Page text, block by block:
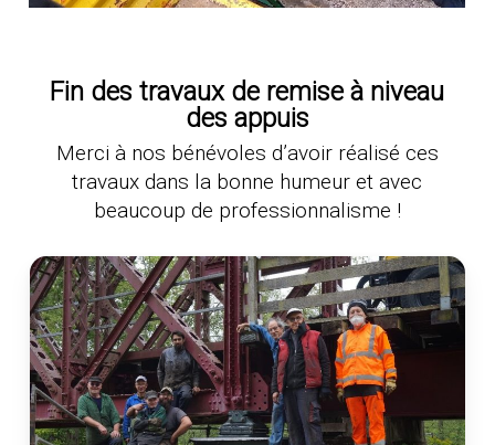
Fin des travaux de remise à niveau
des appuis
Merci à nos bénévoles d’avoir réalisé ces
travaux dans la bonne humeur et avec
beaucoup de professionnalisme !